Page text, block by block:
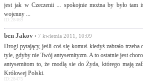
jest jak w Czeczenii ... spokojnie można by było tam
wojenny ...
ID:28469
ben Jakov • 7 kwietnia 2011, 10:09
Drogi pytający, jeśli coś się komuś kiedyś zabrało trzeba
tyle, gdyby nie Twój antysemityzm. A to ostatnie jest
antysemitom to, że modlą sie do Żyda, którego mają
Królowej Polski.
ID:28475